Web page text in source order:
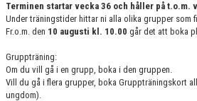
KALENDER
Terminen startar vecka 36 och håller på t.o.m.
Under träningstider hittar ni alla olika grupper som
Fr.o.m. den 10 augusti kl. 10.00 går det att boka
Gruppträning:
Om du vill gå i en grupp, boka i den gruppen.
Vill du gå i flera grupper, boka Gruppträningskort
ungdom).